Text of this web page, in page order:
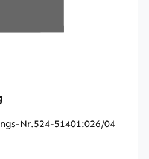
Nr.524-51401:026/04
Preis: